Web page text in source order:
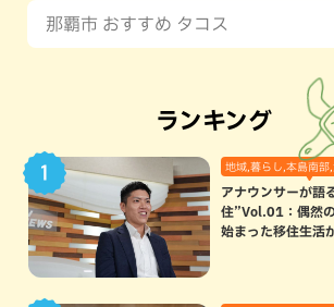
ランキング
地域,暮らし,本島南部
アナウンサーが語
住”Vol.01：偶然
始まった移住生活